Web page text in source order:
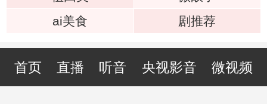
ai美食
剧推荐
首页 直播 听音 央视影音 微视频